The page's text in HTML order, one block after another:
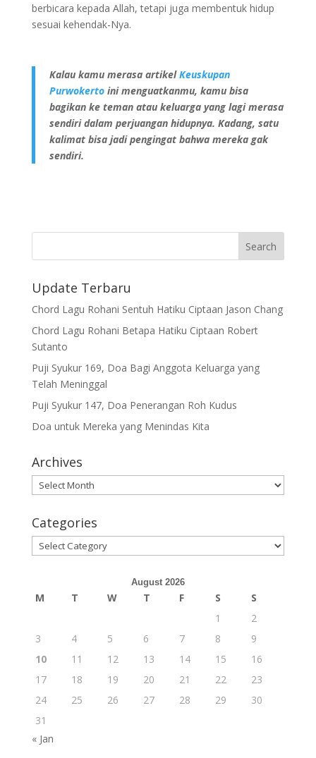
berbicara kepada Allah, tetapi juga membentuk hidup
sesuai kehendak-Nya.
Kalau kamu merasa artikelKeuskupan
Purwokertoini menguatkanmu, kamu bisa
bagikan ke teman atau keluarga yang lagi merasa
sendiri dalam perjuangan hidupnya. Kadang, satu
kalimat bisa jadi pengingat bahwa mereka gak
sendiri.
Update Terbaru
Chord Lagu Rohani Sentuh Hatiku Ciptaan Jason Chang
Chord Lagu Rohani Betapa Hatiku Ciptaan Robert
Sutanto
Puji Syukur 169, Doa Bagi Anggota Keluarga yang
Telah Meninggal
Puji Syukur 147, Doa Penerangan Roh Kudus
Doa untuk Mereka yang Menindas Kita
Archives
Archives
Categories
Categories
August 2026
M T W T F S
S
1
2
3
4 5 6 7 8
9
10
11 12 13 14 15
16
17
18 19 20 21 22
23
24
25 26 27 28 29
30
31
« Jan